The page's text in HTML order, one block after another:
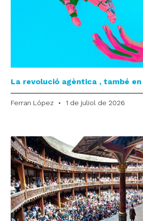
La revolució agèntica , també
Ferran López 1 de juliol de 2026